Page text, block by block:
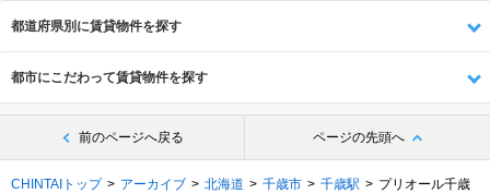
都道府県別に賃貸物件を探す
都市にこだわって賃貸物件を探す
前のページへ戻る ページの先頭へ
CHINTAIトップ アーカイブ 北海道 千歳市 千歳駅
プリオール千歳